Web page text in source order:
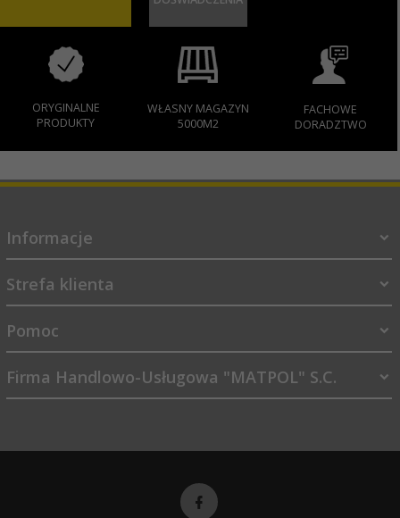
ORYGINALNE
PRODUKTY
WŁASNY MAGAZYN
5000M2
FACHOWE
DORADZTWO
Informacje
Strefa klienta
Pomoc
Firma Handlowo-Usługowa "MATPOL" S.C.